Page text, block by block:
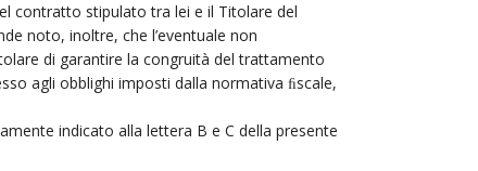
contratto stipulato tra lei e il Titolare del
noto, inoltre, che l’eventuale non
di garantire la congruità del trattamento
agli obblighi imposti dalla normativa ﬁscale,
indicato alla lettera B e C della presente